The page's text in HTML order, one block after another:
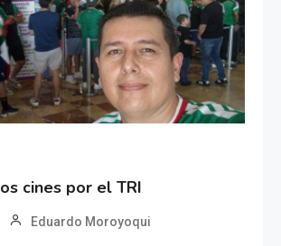
cines por el TRI
Eduardo Moroyoqui